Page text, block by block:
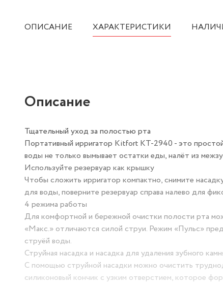
ОПИСАНИЕ ХАРАКТЕРИСТИКИ
Описание
Тщательный уход за полостью рта
Портативный ирригатор Kitfort КТ-2940 - это
воды не только вымывает остатки еды, налёт из
Используйте резервуар как крышку
Чтобы сложить ирригатор компактно, снимите
для воды, поверните резервуар справа налево для
4 режима работы
Для комфортной и бережной очистки полости рта
«Макс.» отличаются силой струи. Режим «Пульс»
струёй воды.
Струйная насадка и насадка для удаления зубного
С помощью струйной насадки можно очистить
силиконовый кончик с узким отверстием, которое